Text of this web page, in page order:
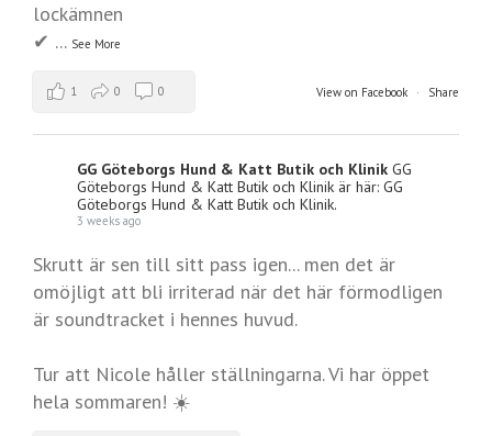
lockämnen
✔ ... See More
View on Facebook · Share
1 0 0
GG Göteborgs Hund & Katt Butik och Klinik GG
Göteborgs Hund & Katt Butik och Klinik är här: GG
Göteborgs Hund & Katt Butik och Klinik.
3 weeks ago
Skrutt är sen till sitt pass igen... men det är
omöjligt att bli irriterad när det här förmodligen
är soundtracket i hennes huvud.
Tur att Nicole håller ställningarna. Vi har öppet
hela sommaren! ☀️